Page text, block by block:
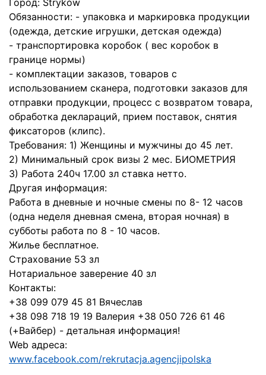
Город: Stryków
Обязанности: - упаковка и маркировка продукции
(одежда, детские игрушки, детская одежда)
- транспортировка коробок ( вес коробок в
границе нормы)
- комплектации заказов, товаров с
использованием сканера, подготовки заказов для
отправки продукции, процесс с возвратом товара,
обработка деклараций, прием поставок, снятия
фиксаторов (клипс).
Требования: 1) Женщины и мужчины до 45 лет.
2) Минимальный срок визы 2 мес. БИОМЕТРИЯ
3) Работа 240ч 17.00 зл ставка нетто.
Другая информация:
Работа в дневные и ночные смены по 8- 12 часов
(одна неделя дневная смена, вторая ночная) в
субботы работа по 8 - 10 часов.
Жилье бесплатное.
Страхование 53 зл
Нотариальное заверение 40 зл
Контакты:
+38 099 079 45 81 Вячеслав
+38 098 718 19 19 Валерия +38 050 726 61 46
(+Вайбер) - детальная информация!
Web адреса:
www.facebook.com/rekrutacja.agencjipolska